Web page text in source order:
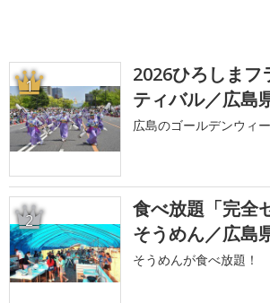
1
2026ひろしまフ
ティバル／広島
広島のゴールデンウィ
2
食べ放題「完全
そうめん／広島
そうめんが食べ放題！